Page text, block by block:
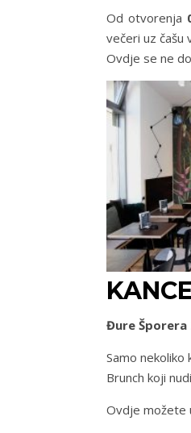
Od otvorenja
večeri uz čašu
Ovdje se ne
Đure Šporera
Samo nekoliko
Brunch koji
Ovdje možete